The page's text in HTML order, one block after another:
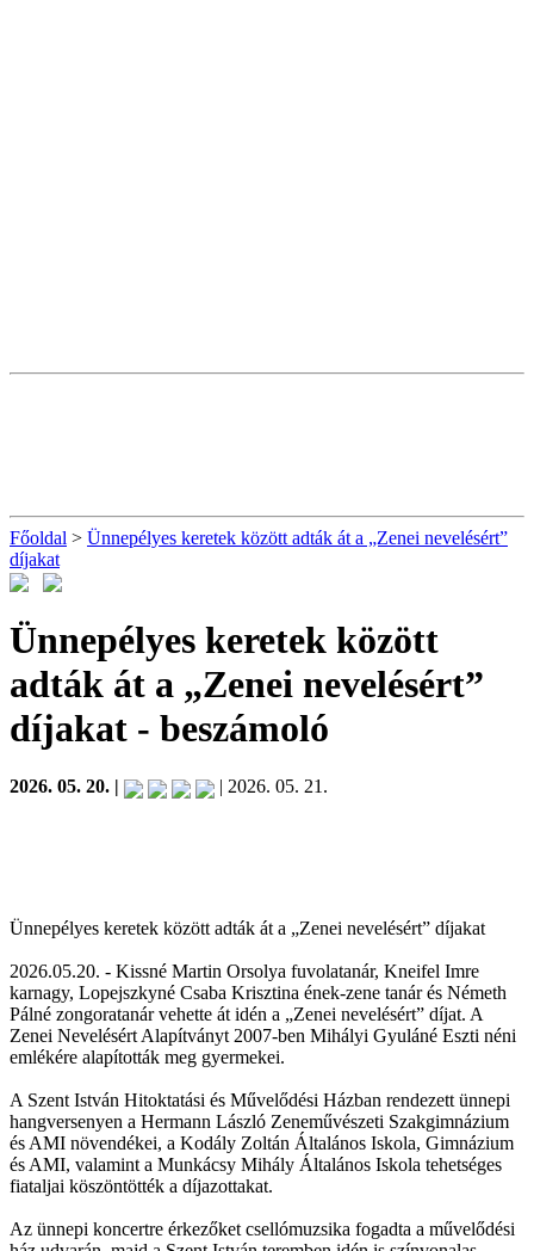
Főoldal > Ünnepélyes keretek között adták át a „Zenei nevelésért”
díjakat
Ünnepélyes keretek között
adták át a „Zenei nevelésért”
díjakat - beszámoló
2026. 05. 20. | | 2026. 05. 21.
Ünnepélyes keretek között adták át a „Zenei nevelésért” díjakat
2026.05.20. - Kissné Martin Orsolya fuvolatanár, Kneifel Imre
karnagy, Lopejszkyné Csaba Krisztina ének-zene tanár és Németh
Pálné zongoratanár vehette át idén a „Zenei nevelésért” díjat. A
Zenei Nevelésért Alapítványt 2007-ben Mihályi Gyuláné Eszti néni
emlékére alapították meg gyermekei.
A Szent István Hitoktatási és Művelődési Házban rendezett ünnepi
hangversenyen a Hermann László Zeneművészeti Szakgimnázium
és AMI növendékei, a Kodály Zoltán Általános Iskola, Gimnázium
és AMI, valamint a Munkácsy Mihály Általános Iskola tehetséges
fiataljai köszöntötték a díjazottakat.
Az ünnepi koncertre érkezőket csellómuzsika fogadta a művelődési